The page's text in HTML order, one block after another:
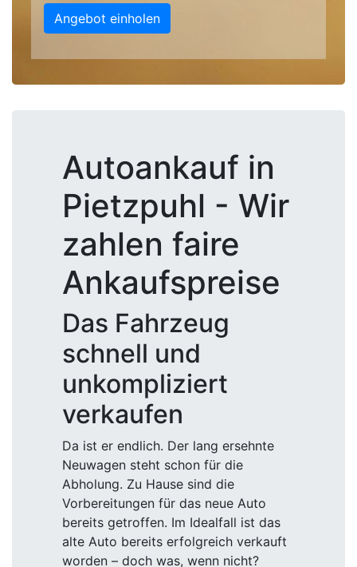
Angebot einholen
Autoankauf in
Pietzpuhl - Wir
zahlen faire
Ankaufspreise
Das Fahrzeug
schnell und
unkompliziert
verkaufen
Da ist er endlich. Der lang ersehnte
Neuwagen steht schon für die
Abholung. Zu Hause sind die
Vorbereitungen für das neue Auto
bereits getroffen. Im Idealfall ist das
alte Auto bereits erfolgreich verkauft
worden – doch was, wenn nicht?